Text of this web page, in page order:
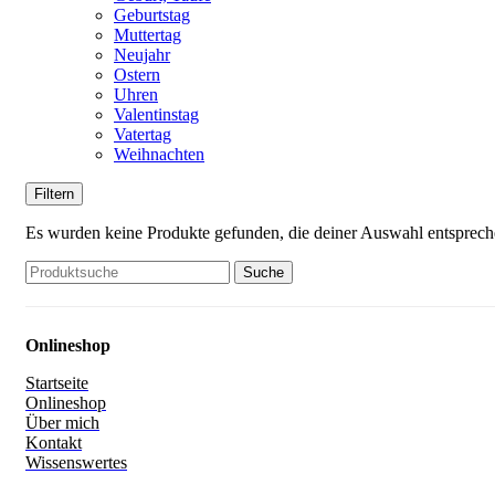
Geburtstag
Muttertag
Neujahr
Ostern
Uhren
Valentinstag
Vatertag
Weihnachten
Filtern
Es wurden keine Produkte gefunden, die deiner Auswahl
Suche
Onlineshop
Startseite
Onlineshop
Über mich
Kontakt
Wissenswertes